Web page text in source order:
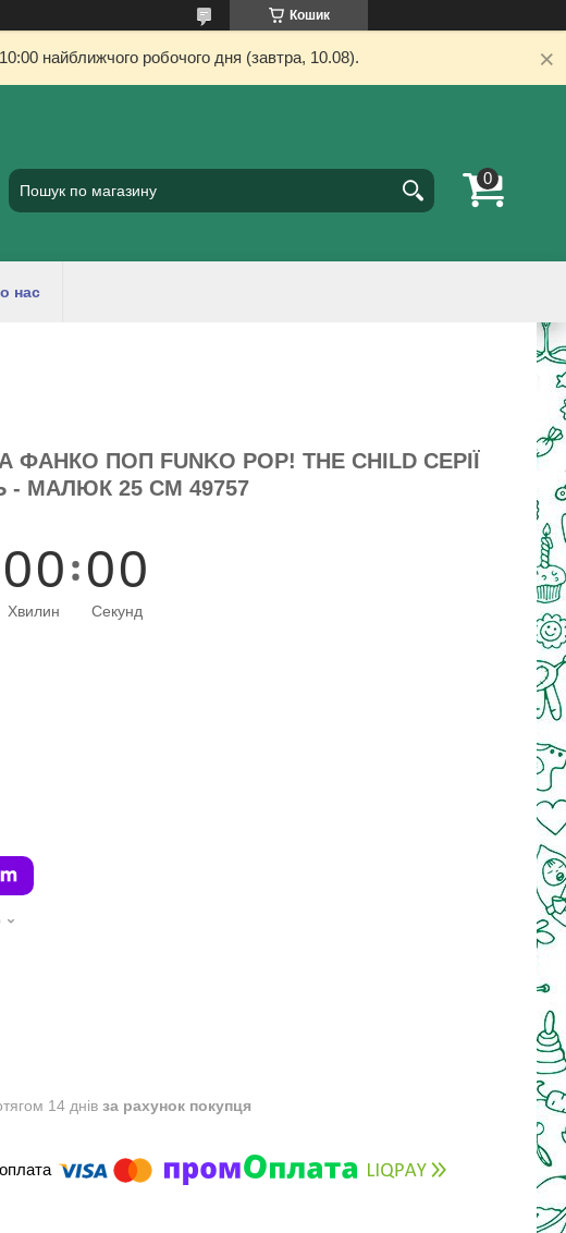
Кошик
найближчого робочого дня (завтра, 10.08).
нас
ФАНКО ПОП FUNKO POP! THE CHILD CЕРІЇ
МАЛЮК 25 СМ 49757
00
Хвилин
00
Секунд
14 днів за рахунок покупця